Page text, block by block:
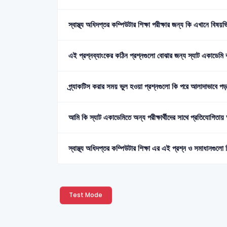
Test Mode
স্বাস্থ্য অধিদপ্তর কম্পিউটার শিক্ষা পরীক্ষার জন্য কি এখানে
এই প্রশ্নব্যাংকের কঠিন প্রশ্নগুলো বোঝার জন্য স্যাট একাডেমি
প্র্যাকটিস করার সময় ভুল হওয়া প্রশ্নগুলো কি পরে আলাদাভাবে
আমি কি স্যাট একাডেমিতে অন্য পরীক্ষার্থীদের সাথে
স্বাস্থ্য অধিদপ্তর কম্পিউটার শিক্ষা এর এই প্রশ্ন ও সমাধানগুলো